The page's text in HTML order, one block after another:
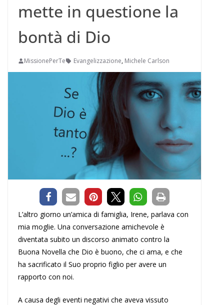
mette in questione la
bontà di Dio
MissionePerTe Evangelizzazione, Michele Carlson
L’altro giorno un’amica di famiglia, Irene, parlava con
mia moglie. Una conversazione amichevole è
diventata subito un discorso animato contro la
Buona Novella che Dio è buono, che ci ama, e che
ha sacrificato il Suo proprio figlio per avere un
rapporto con noi.
A causa degli eventi negativi che aveva vissuto